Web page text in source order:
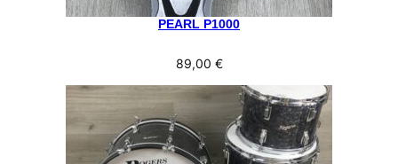
PEARL P1000
89,00 €